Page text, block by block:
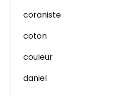
coraniste
coton
couleur
daniel